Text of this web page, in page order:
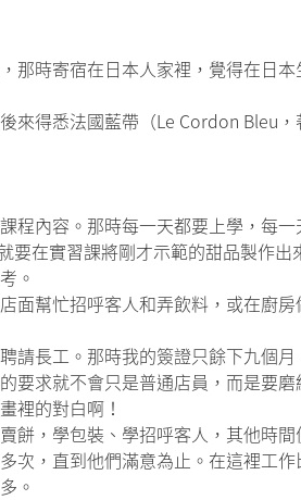
那時寄宿在日本人家裡，覺得在日
來得悉法國藍帶（Le Cordon Bleu
內容。那時每一天都要上學，每
在實習課將剛才示範的甜品製作出
。
面幫忙招呼客人和弄飲料，或在廚
請長工。那時我的簽證只餘下九個
要求就不會只是普通店員，而是要
裡的對白啊！
餅，學包裝、學招呼客人，其他時
次，直到他們滿意為止。在這裡工
。